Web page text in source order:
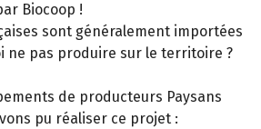
Biocoop !
sont généralement importées
ne pas produire sur le territoire ?
de producteurs Paysans
pu réaliser ce projet :